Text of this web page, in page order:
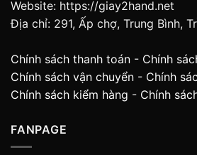
Website: https://giay2hand.net
Địa chỉ: 291, Ấp chợ, Trung Bình,
Chính sách thanh toán - Chính
Chính sách vận chuyển - Chính
Chính sách kiểm hàng - Chính
FANPAGE